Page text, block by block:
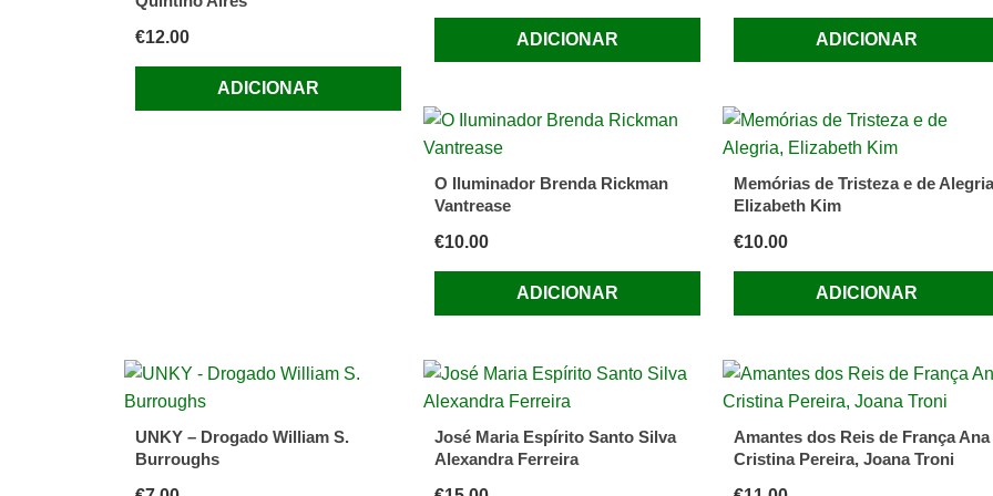
€12.00
ADICIONAR
ADICIONAR ADICIONAR
O Iluminador Brenda Rickman
Vantrease
€10.00
ADICIONAR
Memórias de Tristeza e de
Elizabeth Kim
€10.00
ADICIONAR
UNKY – Drogado William S.
Burroughs
José Maria Espírito Santo Silva
Alexandra Ferreira
Amantes dos Reis de França Ana
Cristina Pereira, Joana Troni